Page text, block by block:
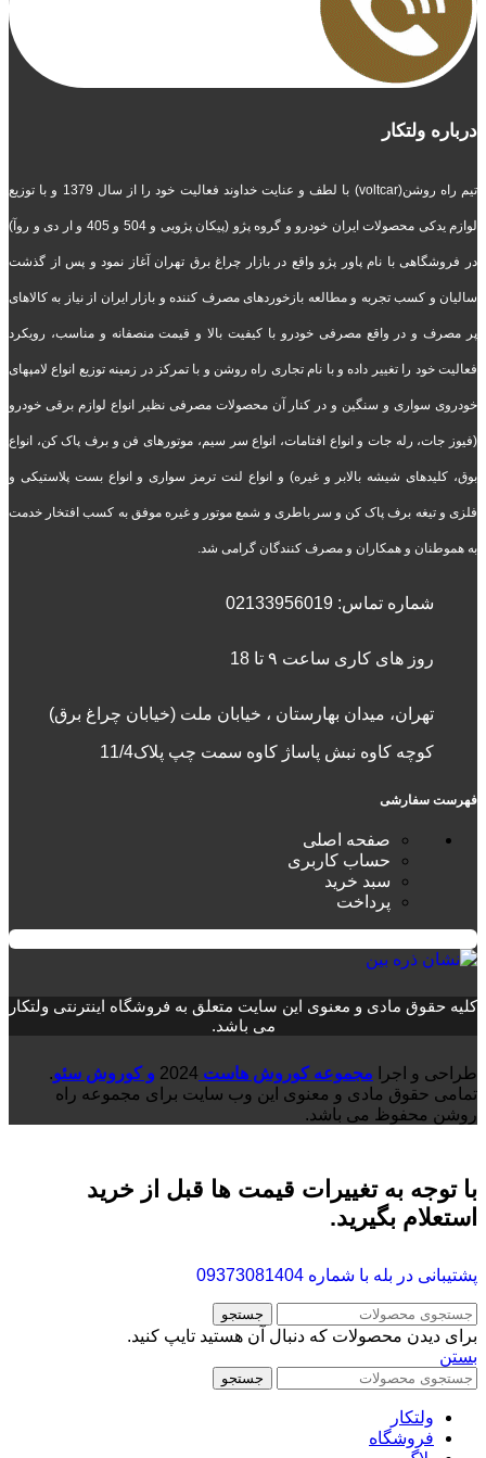
درباره ولتکار
تیم راه روشن(voltcar) با لطف و عنایت خداوند فعالیت خود را از سال 1379 و با توزیع
لوازم یدکی محصولات ایران خودرو و گروه پژو (پیکان پژویی و 504 و 405 و ار دی و روآ)
در فروشگاهی با نام پاور پژو واقع در بازار چراغ برق تهران آغاز نمود و پس از گذشت
سالیان و کسب تجربه و مطالعه بازخوردهای مصرف کننده و بازار ایران از نیاز به کالاهای
پر مصرف و در واقع مصرفی خودرو با کیفیت بالا و قیمت منصفانه و مناسب، رویکرد
فعالیت خود را تغییر داده و با نام تجاری راه روشن و با تمرکز در زمینه توزیع انواع لامپهای
خودروی سواری و سنگین و در کنار آن محصولات مصرفی نظیر انواع لوازم برقی خودرو
(فیوز جات، رله جات و انواع افتامات، انواع سر سیم، موتورهای فن و برف پاک کن، انواع
بوق، کلیدهای شیشه بالابر و غیره) و انواع لنت ترمز سواری و انواع بست پلاستیکی و
فلزی و تیغه برف پاک کن و سر باطری و شمع موتور و غیره موفق به کسب افتخار خدمت
به هموطنان و همکاران و مصرف کنندگان گرامی شد.
شماره تماس: 02133956019
روز های کاری ساعت ۹ تا 18
تهران، میدان بهارستان ، خیابان ملت (خیابان چراغ برق)
کوچه کاوه نبش پاساژ کاوه سمت چپ پلاک11/4
فهرست سفارشی
صفحه اصلی
حساب کاربری
سبد خرید
پرداخت
کلیه حقوق مادی و معنوی این سایت متعلق به فروشگاه اینترنتی ولتکار
می باشد.
طراحی و اجرا مجموعه کوروش هاست 2024 و کوروش سئو.
تمامی حقوق مادی و معنوی این وب سایت برای مجموعه راه
روشن محفوظ می باشد.
با توجه به تغییرات قیمت ها قبل از خرید
استعلام بگیرید.
پشتیبانی در بله با شماره 09373081404
جستجو
برای دیدن محصولات که دنبال آن هستید تایپ کنید.
بستن
جستجو
ولتکار
فروشگاه